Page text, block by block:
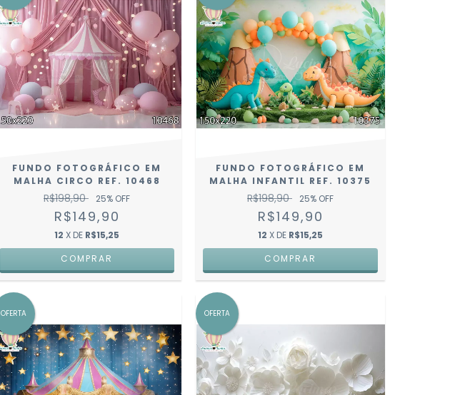
FUNDO FOTOGRÁFICO EM
MALHA CIRCO REF. 10468
R$198,90 25% OFF
R$149,90
12 X DE R$15,25
COMPRAR
FUNDO FOTOGRÁFICO EM
MALHA INFANTIL REF. 10375
R$198,90 25% OFF
R$149,90
12 X DE R$15,25
COMPRAR
OFERTA OFERTA